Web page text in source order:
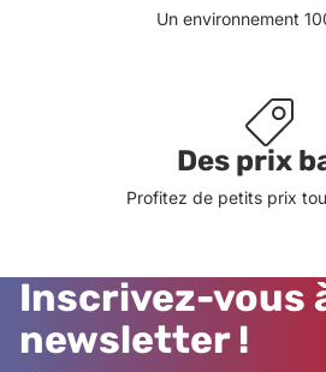
Un environnement
Des prix
Profitez de petits prix
Inscrivez-vous
newsletter !